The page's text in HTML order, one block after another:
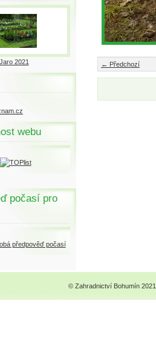
Jaro 2021
webu
počasí pro
← Předchozí
© Zahradnictví Bohumín